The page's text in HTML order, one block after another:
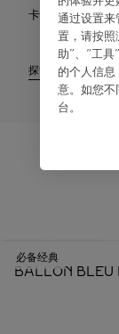
卡地亚提供免费
探索
必备经典
通过设置
置，请按照
助”、“⼯
的个⼈信
意。如您
台。